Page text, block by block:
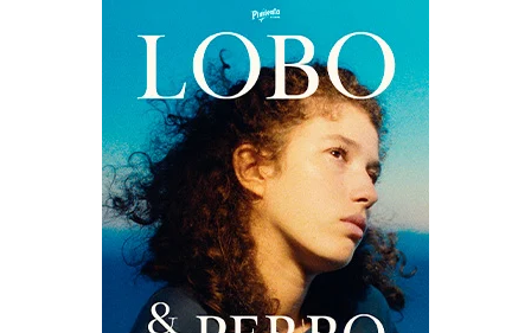
LOBO Y PERRO